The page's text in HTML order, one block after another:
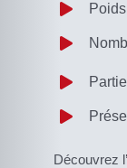
Découvrez